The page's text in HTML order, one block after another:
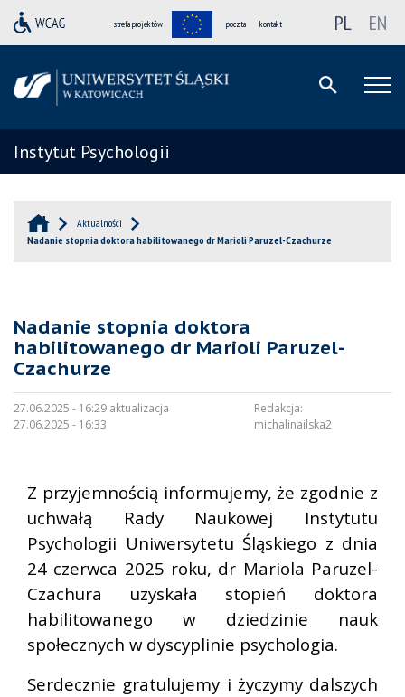
strefa projektów poczta kontakt PL EN
Instytut Psychologii
Aktualności
Nadanie stopnia doktora habilitowanego dr Marioli Paruzel-Czachurze
Nadanie stopnia doktora
habilitowanego dr Marioli Paruzel-
Czachurze
27.06.2025 - 16:29 aktualizacja
27.06.2025 - 16:33
Redakcja:
michalinailska2
Z przyjemnością informujemy, że zgodnie z
uchwałą Rady Naukowej Instytutu
Psychologii Uniwersytetu Śląskiego z dnia
24 czerwca 2025 roku, dr Mariola Paruzel-
Czachura uzyskała stopień doktora
habilitowanego w dziedzinie nauk
społecznych w dyscyplinie psychologia.
Serdecznie gratulujemy i życzymy dalszych